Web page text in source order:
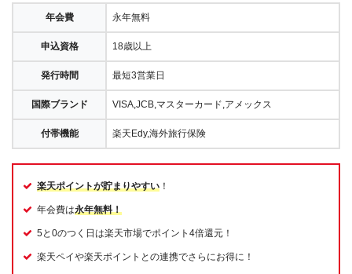
年会費 永年無料
申込資格 18歳以上
発行時間 最短3営業日
国際ブランド VISA,JCB,マスターカード,アメックス
付帯機能 楽天Edy,海外旅行保険
楽天ポイントが貯まりやすい ！
年会費は永年無料！
5と0のつく日は楽天市場でポイント4倍還元！
楽天ペイや楽天ポイントとの連携でさらにお得に！